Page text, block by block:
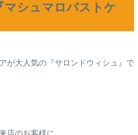
マシュマロバストケ
が大人気の『サロンドウィシュ』で
店のお客様に